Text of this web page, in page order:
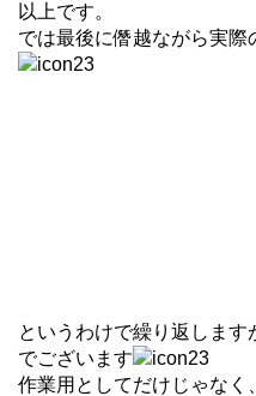
以上です。
では最後に僭越ながら実際
というわけで繰り返しま
でございます
作業用としてだけじゃな